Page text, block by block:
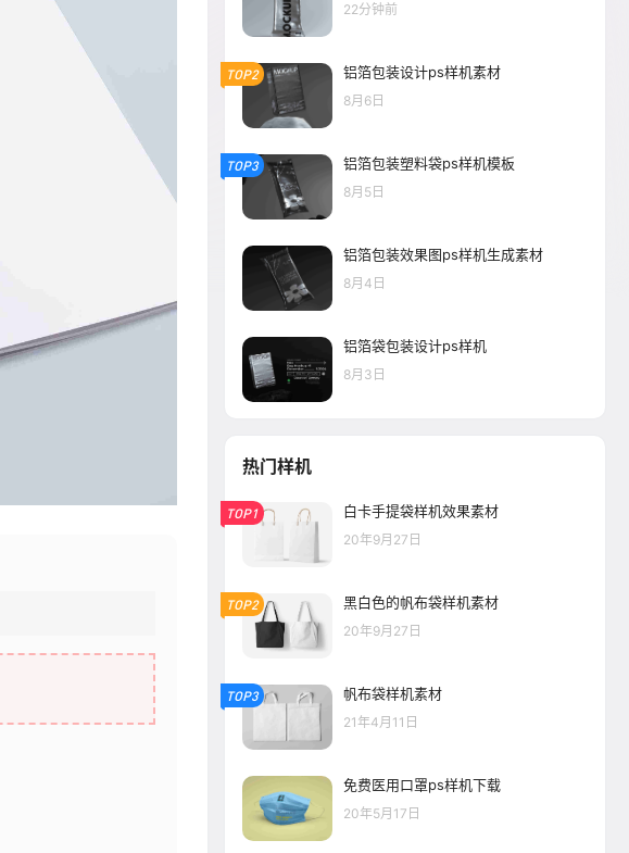
22分钟前
TOP2 铝箔包装设计ps样机素材
8月6日
TOP3 铝箔包装塑料袋ps样机模板
8月5日
铝箔包装效果图ps样机生成素材
8月4日
铝箔袋包装设计ps样机
8月3日
热门样机
TOP1 白卡手提袋样机效果素材
20年9月27日
TOP2 黑白色的帆布袋样机素材
20年9月27日
TOP3 帆布袋样机素材
21年4月11日
免费医用口罩ps样机下载
20年5月17日